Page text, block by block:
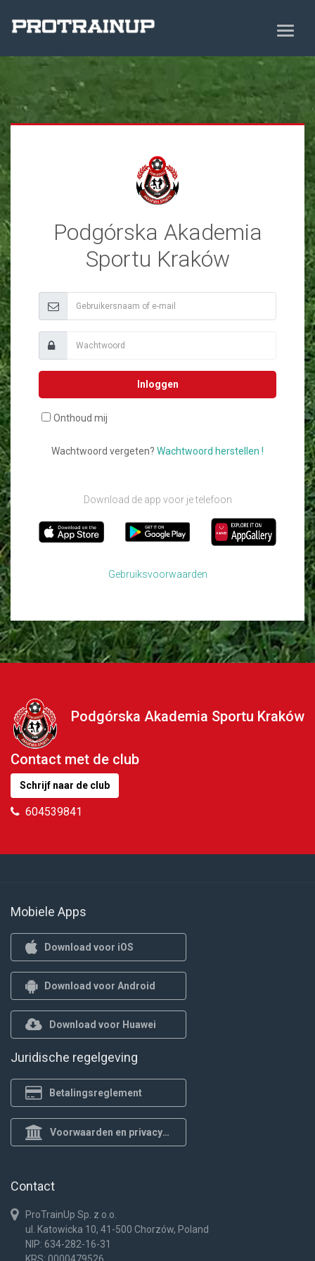
Podgórska Akademia
Sportu Kraków
Inloggen
Onthoud mij
Wachtwoord vergeten? Wachtwoord herstellen !
Download de app voor je telefoon
Gebruiksvoorwaarden
Podgórska Akademia Sportu Kraków
Contact met de club
Schrijf naar de club
604539841
Mobiele Apps
Download voor iOS
Download voor Android
Download voor Huawei
Juridische regelgeving
Betalingsreglement
Voorwaarden en privacybeleid
Contact
ProTrainUp Sp. z o.o.
ul. Katowicka 10, 41-500 Chorzów, Poland
NIP: 634-282-16-31